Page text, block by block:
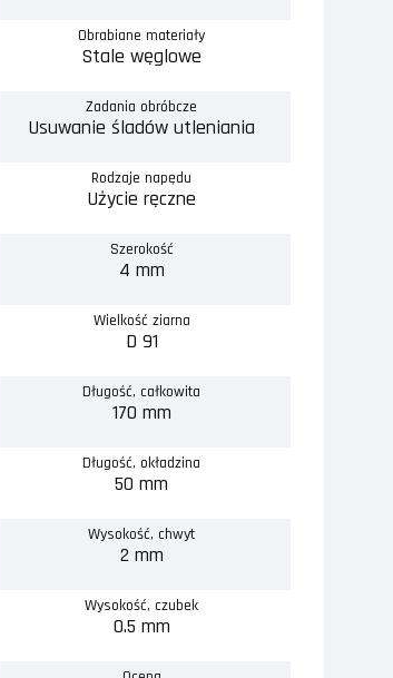
Obrabiane materiały
Stale węglowe
Zadania obróbcze
Usuwanie śladów utleniania
Rodzaje napędu
Użycie ręczne
Szerokość
4 mm
Wielkość ziarna
D 91
Długość, całkowita
170 mm
Długość, okładzina
50 mm
Wysokość, chwyt
2 mm
Wysokość, czubek
0.5 mm